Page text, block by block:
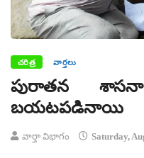
చరిత్ర వార్తలు
పురాతన
బయటపడినాయి
వార్తా విభాగం Saturday,